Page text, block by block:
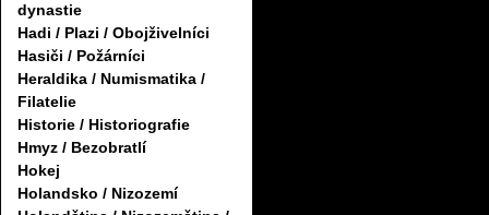
dynastie
Hadi / Plazi / Obojživelníci
Hasiči / Požárníci
Heraldika / Numismatika /
Filatelie
Historie / Historiografie
Hmyz / Bezobratlí
Hokej
Holandsko / Nizozemí